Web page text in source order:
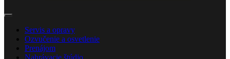
Servis a opravy
Ozvučenie a osvetlenie
Prenájom
Nahrávacie štúdio